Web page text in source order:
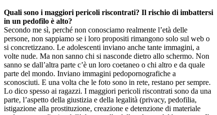
Quali sono i maggiori pericoli riscontrati? Il rischio di imbattersi
in un pedofilo è alto?
Secondo me sì, perché non conosciamo realmente l’età delle
persone, non sappiamo se i loro propositi rimangono solo sul web o
si concretizzano. Le adolescenti inviano anche tante immagini, a
volte nude. Ma non sanno chi si nasconde dietro allo schermo. Non
sanno se dall’altra parte c’è un loro coetaneo o chi altro e da quale
parte del mondo. Inviano immagini pedopornografiche a
sconosciuti. E una volta che le foto sono in rete, restano per sempre.
Lo dico spesso ai ragazzi. I maggiori pericoli riscontrati sono da una
parte, l’aspetto della giustizia e della legalità (privacy, pedofilia,
istigazione alla prostituzione, creazione e detenzione di materiale